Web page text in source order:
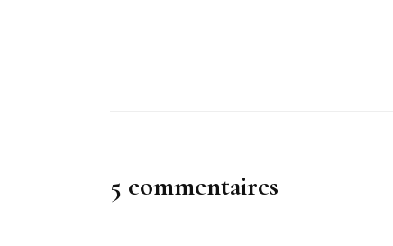
5 commentaires